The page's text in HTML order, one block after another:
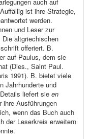
ist ihre Strategie,
werden.
und Leser zur
altgriechischen
offeriert. B.
auf Paulus, dem sie
(Dies., Saint Paul.
1991). B. bietet viele
Jahrhunderte und
liefert sie en
ihre Ausführungen
wenn das Buch auch
der Leserkreis erweitern